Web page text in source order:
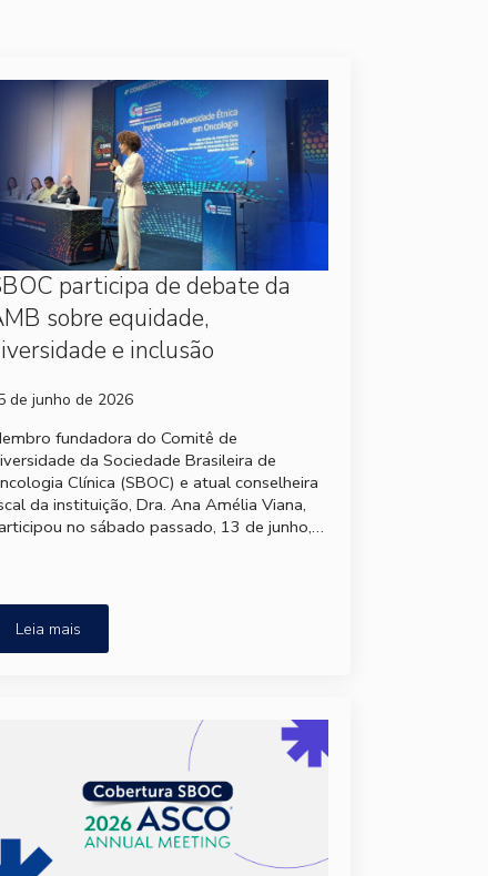
participa de debate da
sobre equidade,
e inclusão
de junho de 2026
fundadora do Comitê de
da Sociedade Brasileira de
Clínica (SBOC) e atual conselheira
da instituição, Dra. Ana Amélia Viana,
no sábado passado, 13 de junho,…
Leia mais